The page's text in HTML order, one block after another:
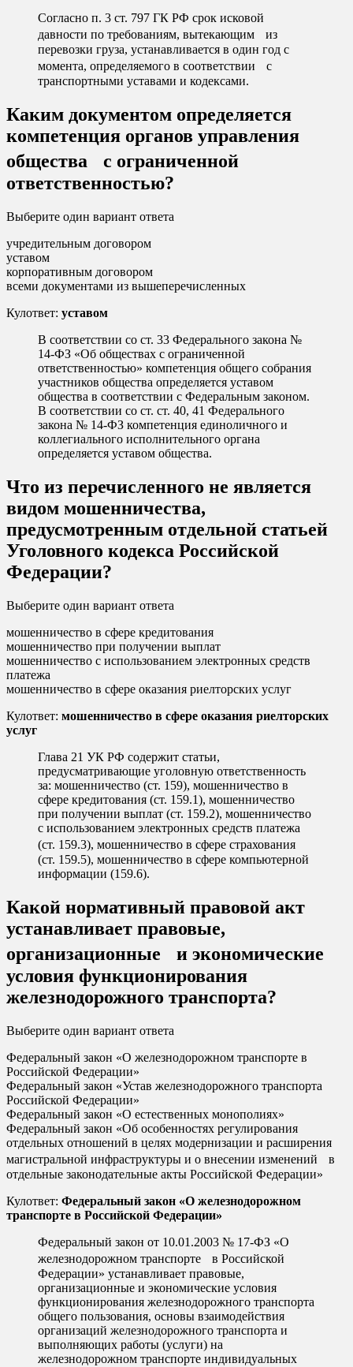
Согласно п. 3 ст. 797 ГК РФ срок исковой
давности по требованиям, вытекающим из
перевозки груза, устанавливается в один год с
момента, определяемого в соответствии с
транспортными уставами и кодексами.
Каким документом определяется
компетенция органов управления
общества с ограниченной
ответственностью?
Выберите один вариант ответа
учредительным договором
уставом
корпоративным договором
всеми документами из вышеперечисленных
Кулответ: уставом
В соответствии со ст. 33 Федерального закона №
14-ФЗ «Об обществах с ограниченной
ответственностью» компетенция общего собрания
участников общества определяется уставом
общества в соответствии с Федеральным законом.
В соответствии со ст. ст. 40, 41 Федерального
закона № 14-ФЗ компетенция единоличного и
коллегиального исполнительного органа
определяется уставом общества.
Что из перечисленного не является
видом мошенничества,
предусмотренным отдельной статьей
Уголовного кодекса Российской
Федерации?
Выберите один вариант ответа
мошенничество в сфере кредитования
мошенничество при получении выплат
мошенничество с использованием электронных средств
платежа
мошенничество в сфере оказания риелторских услуг
Кулответ: мошенничество в сфере оказания риелторских
услуг
Глава 21 УК РФ содержит статьи,
предусматривающие уголовную ответственность
за: мошенничество (ст. 159), мошенничество в
сфере кредитования (ст. 159.1), мошенничество
при получении выплат (ст. 159.2), мошенничество
с использованием электронных средств платежа
(ст. 159.3), мошенничество в сфере страхования
(ст. 159.5), мошенничество в сфере компьютерной
информации (159.6).
Какой нормативный правовой акт
устанавливает правовые,
организационные и экономические
условия функционирования
железнодорожного транспорта?
Выберите один вариант ответа
Федеральный закон «О железнодорожном транспорте в
Российской Федерации»
Федеральный закон «Устав железнодорожного транспорта
Российской Федерации»
Федеральный закон «О естественных монополиях»
Федеральный закон «Об особенностях регулирования
отдельных отношений в целях модернизации и расширения
магистральной инфраструктуры и о внесении изменений в
отдельные законодательные акты Российской Федерации»
Кулответ: Федеральный закон «О железнодорожном
транспорте в Российской Федерации»
Федеральный закон от 10.01.2003 № 17-ФЗ «О
железнодорожном транспорте в Российской
Федерации» устанавливает правовые,
организационные и экономические условия
функционирования железнодорожного транспорта
общего пользования, основы взаимодействия
организаций железнодорожного транспорта и
выполняющих работы (услуги) на
железнодорожном транспорте индивидуальных